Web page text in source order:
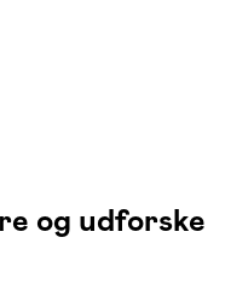
og udforske